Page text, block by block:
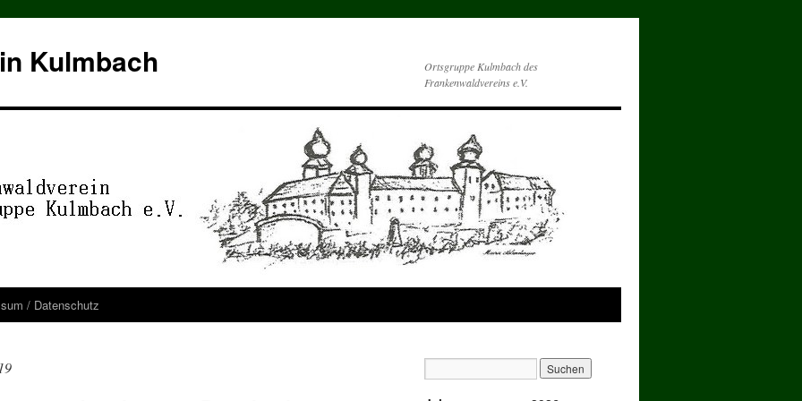
Kulmbach
Ortsgruppe Kulmbach des
Frankenwaldvereins e.V.
/ Datenschutz